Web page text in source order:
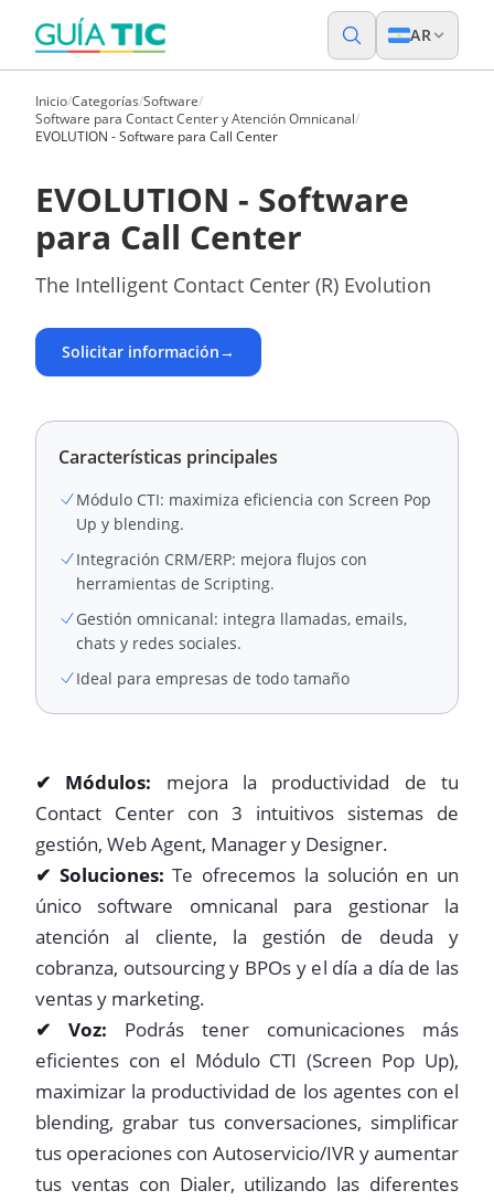
AR
Inicio/Categorías/Software/
Software para Contact Center y Atención Omnicanal/
EVOLUTION - Software para Call Center
EVOLUTION - Software
para Call Center
The Intelligent Contact Center (R) Evolution
Solicitar información→
Características principales
Módulo CTI: maximiza eficiencia con Screen Pop
Up y blending.
Integración CRM/ERP: mejora flujos con
herramientas de Scripting.
Gestión omnicanal: integra llamadas, emails,
chats y redes sociales.
Ideal para empresas de todo tamaño
✔ Módulos: mejora la productividad de tu
Contact Center con 3 intuitivos sistemas de
gestión, Web Agent, Manager y Designer.
✔ Soluciones: Te ofrecemos la solución en un
único software omnicanal para gestionar la
atención al cliente, la gestión de deuda y
cobranza, outsourcing y BPOs y el día a día de las
ventas y marketing.
✔ Voz: Podrás tener comunicaciones más
eficientes con el Módulo CTI (Screen Pop Up),
maximizar la productividad de los agentes con el
blending, grabar tus conversaciones, simplificar
tus operaciones con Autoservicio/IVR y aumentar
tus ventas con Dialer, utilizando las diferentes